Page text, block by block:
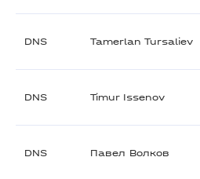
DNS Tamerlan Tursaliev
DNS Timur Issenov
DNS Павел Волков